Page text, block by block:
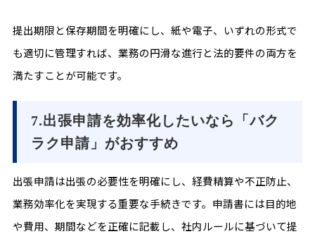
提出期限と保存期間を明確にし、紙や電子、いずれの形式で
も適切に管理すれば、業務の円滑な進行と法的要件の両方を
満たすことが可能です。
7.出張申請を効率化したいなら「バク
ラク申請」がおすすめ
出張申請は出張の必要性を明確にし、経費精算や不正防止、
業務効率化を実現する重要な手続きです。申請書には目的地
や費用、期間などを正確に記載し、社内ルールに基づいて提